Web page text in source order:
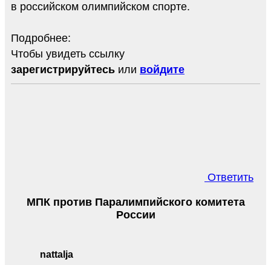
в российском олимпийском спорте.
Подробнее:
Чтобы увидеть ссылку
зарегистрируйтесь или войдите
Ответить
nattalja
МПК против Паралимпийского комитета
России